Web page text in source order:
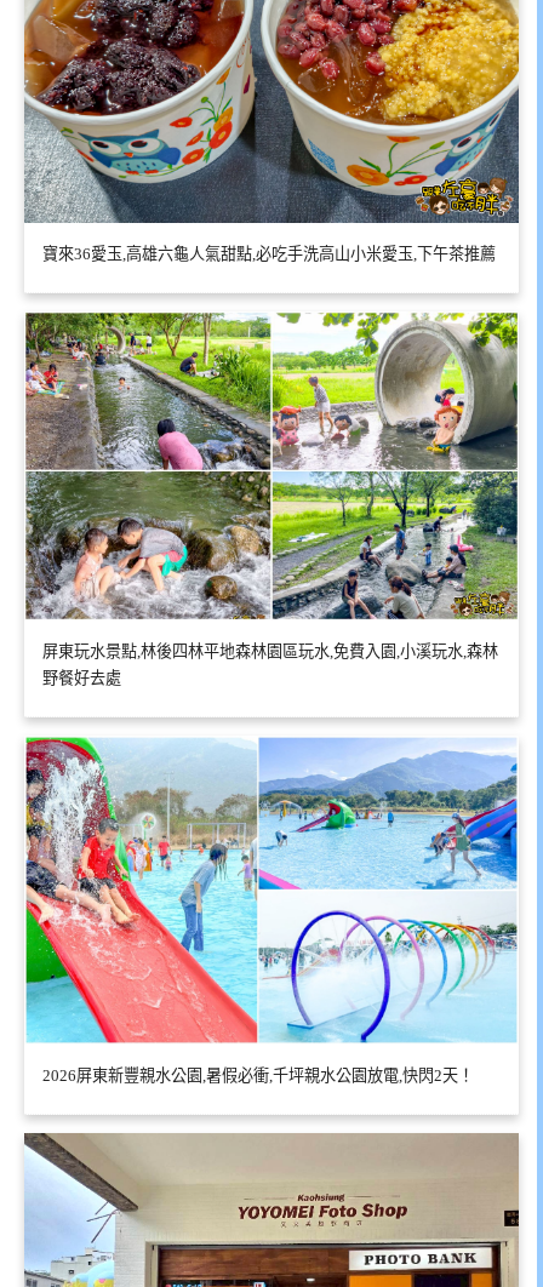
寶來36愛玉,高雄六龜人氣甜點,必吃手洗高山小米愛玉,下午茶推薦
屏東玩水景點,林後四林平地森林園區玩水,免費入園,小溪玩水,森林
野餐好去處
2026屏東新豐親水公園,暑假必衝,千坪親水公園放電,快閃2天！